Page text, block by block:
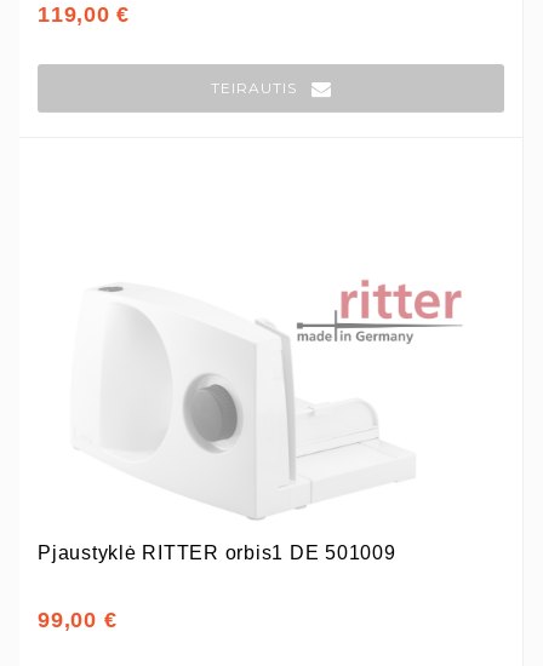
119,00 €
TEIRAUTIS
Pjaustyklė RITTER orbis1 DE 501009
99,00 €